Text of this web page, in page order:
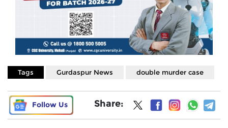
Tags Gurdaspur News double murder case
Follow Us Share: